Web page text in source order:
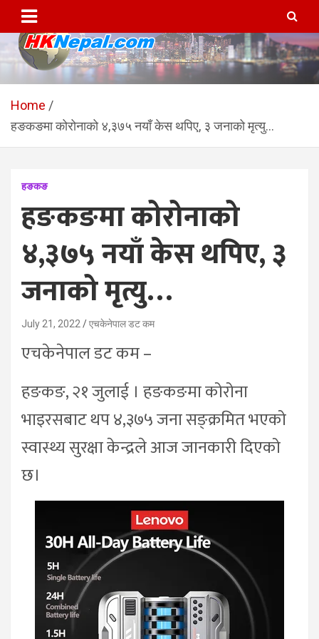
content
HKNepal.com – हङकङबाट
सञ्चालित पहिलो नेपाली अनलाईन
पत्रिका
hknepal, hknepal.com, hk nepal, hk nepal com
Home
हङकङमा कोरोनाको ४,३७५ नयाँ केस थपिए, ३ जनाको मृत्यु…
हङकङ
हङकङमा कोरोनाको
४,३७५ नयाँ केस थपिए, ३
जनाको मृत्यु…
July 21, 2022 एचकेनेपाल डट कम
एचकेनेपाल डट कम –
हङकङ, २१ जुलाई । हङकङमा कोरोना
भाइरसबाट थप ४,३७५ जना सङ्क्रमित भएको
स्वास्थ्य सुरक्षा केन्द्रले आज जानकारी दिएको
छ।